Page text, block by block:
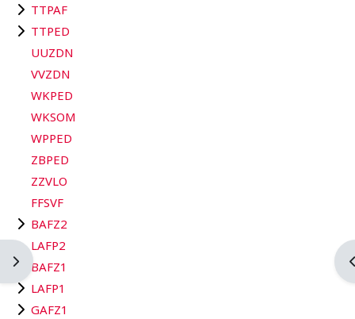
Ouvrir le tiroir des blocs
TTPAF
TTPED
UUZDN
VVZDN
WKPED
WKSOM
WPPED
ZBPED
ZZVLO
FFSVF
BAFZ2
LAFP2
BAFZ1
LAFP1
GAFZ1